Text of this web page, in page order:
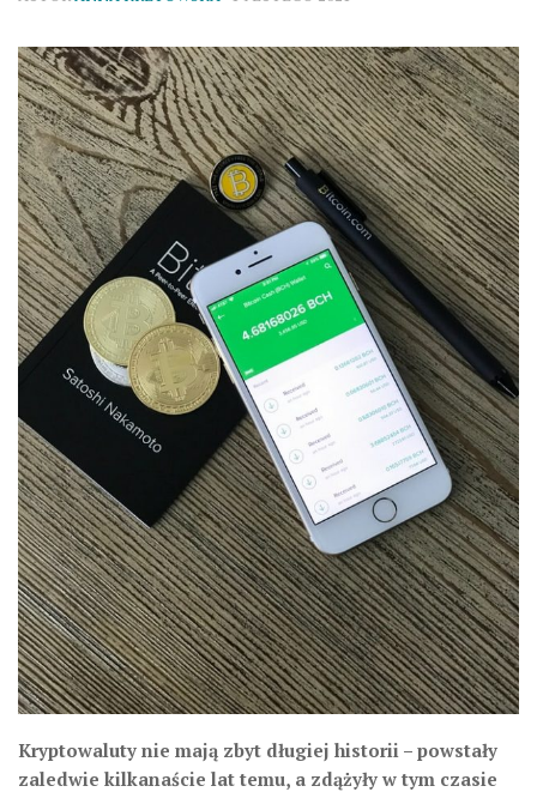
Kryptowaluty nie mają zbyt długiej historii – powstały
zaledwie kilkanaście lat temu, a zdążyły w tym czasie